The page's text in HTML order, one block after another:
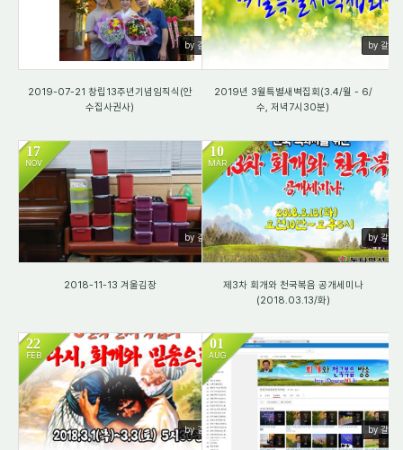
by 갈렙
2019-07-21 창립13주년기념임직식(안
수집사권사)
by 갈렙
2019년 3월특별새벽집회(3.4/월 - 6/
수, 저녁7시30분)
17
NOV
by 갈렙
1359
2018-11-13 겨울김장
10
MAR
by 갈렙
1538
제3차 회개와 천국복음 공개세미나
(2018.03.13/화)
22
FEB
by 갈렙
1315
01
AUG
by 갈렙
1499